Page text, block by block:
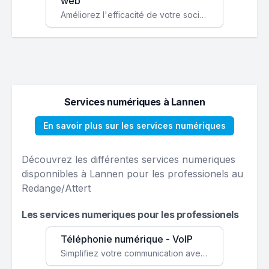
Améliorez l'efficacité de votre société avec une application web personnalisée accessible partout et tout le temps.
Services numériques à Lannen
En savoir plus sur les services numériques
Découvrez les différentes services numeriques
disponnibles à Lannen pour les professionels au
Redange/Attert
Les services numeriques pour les professionels
Téléphonie numérique - VoIP
Simplifiez votre communication avec une solution VoIP flexible, économique et adaptée à vos besoins professionnels.